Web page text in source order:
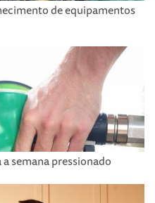
de equipamentos
semana pressionado